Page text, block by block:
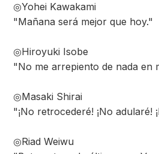
◎Yohei Kawakami
"Mañana será mejor que hoy."
◎Hiroyuki Isobe
"No me arrepiento de nada en
◎Masaki Shirai
"¡No retrocederé! ¡No adularé!
◎Riad Weiwu